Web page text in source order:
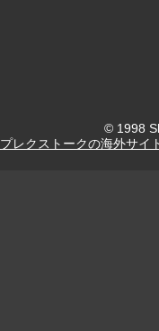
© 1998
プレクストークの海外サイ